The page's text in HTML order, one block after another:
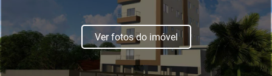
Ver fotos do imóvel